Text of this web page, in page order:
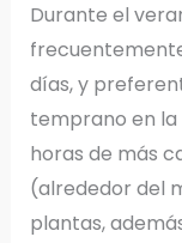
Durante el
días, y
temprano en la
horas de más
(alrededor del
plantas,